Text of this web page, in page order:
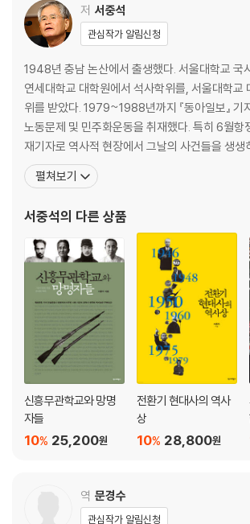
7. 경제발전 / 8. 변화를 추구한 1971년 대선과 총선
4장 유신체제와 반독재투쟁
1. 유신쿠데타 / 2. 반유신 투쟁과 ‘인혁당 사건’ / 3.
4. 김영삼, 박정희와 격돌
5. 부마항쟁에서 10·26궁정동사태로 / 6. 노동운동
5장 광주민중항쟁에서 6월민주항쟁으로
1. 12·12쿠데타와 5·17쿠데타 / 2. 광주민중항쟁 /
4. 2·12총선돌풍
10국민대회
7. 6월민주항쟁 2 ? 6·26시위에서 6·29선언으로
6장 민주주의의 진전과 남북의 화해
1. 노동자대투쟁과 문화부문에서의 민주화 / 2. 여
4. 전교조·민주노총의 결성과 농민투쟁 / 5. IMF사
7. 민주화와 경제발전의 동시 달성
저 서중석
관심작가 알림신청
1948년 충남 논산에서 출생했다. 서울대학교 국
연세대학교 대학원에서 석사학위를, 서울대학교
위를 받았다. 1979~1988년까지 『동아일보』 기
노동문제 및 민주화운동을 취재했다. 특히 6월항쟁
재기자로 역사적 현장에서 그날의 사건들을 생생
다. 현재 성균관대학교 사학과 명예교수이며, 역
장, 제주4·3사건진상규명및희생자명예회복위원
제 연구』, 『한국 현대 민족운동 연구』 1·2, 『조
펼쳐보기
서중석의 다른 상품
신흥무관학교와 망명
자들
25,200원
10%
전환기 현대사의 역사
상
28,800원
10%
역 문경수
관심작가 알림신청